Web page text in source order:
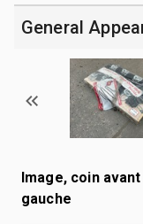
General
Image, coin avant
gauche